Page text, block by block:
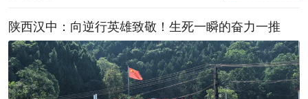
陕西汉中：向逆行英雄致敬！生死一瞬的奋力一推